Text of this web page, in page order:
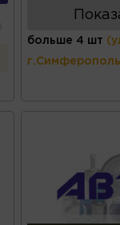
больше 4 шт